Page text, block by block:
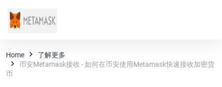
Home
了解更多
币安metamask接收 - 如何在币安使用Metamask快速接收加密货
币